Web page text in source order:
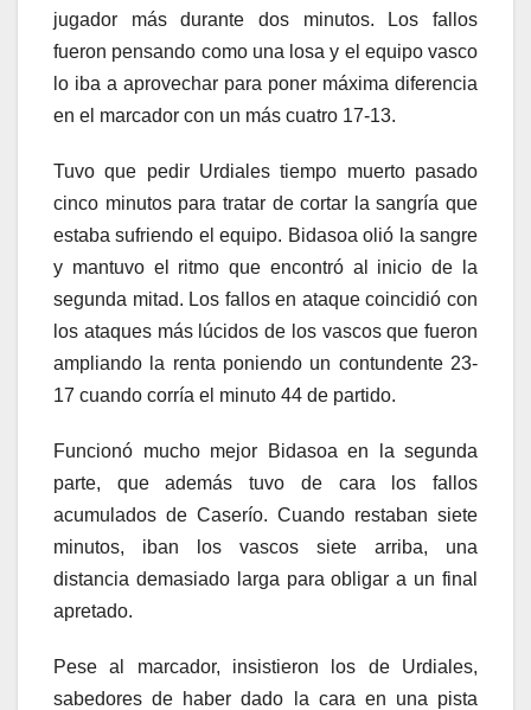
jugador más durante dos minutos. Los fallos
fueron pensando como una losa y el equipo vasco
lo iba a aprovechar para poner máxima diferencia
en el marcador con un más cuatro 17-13.
Tuvo que pedir Urdiales tiempo muerto pasado
cinco minutos para tratar de cortar la sangría que
estaba sufriendo el equipo. Bidasoa olió la sangre
y mantuvo el ritmo que encontró al inicio de la
segunda mitad. Los fallos en ataque coincidió con
los ataques más lúcidos de los vascos que fueron
ampliando la renta poniendo un contundente 23-
17 cuando corría el minuto 44 de partido.
Funcionó mucho mejor Bidasoa en la segunda
parte, que además tuvo de cara los fallos
acumulados de Caserío. Cuando restaban siete
minutos, iban los vascos siete arriba, una
distancia demasiado larga para obligar a un final
apretado.
Pese al marcador, insistieron los de Urdiales,
sabedores de haber dado la cara en una pista